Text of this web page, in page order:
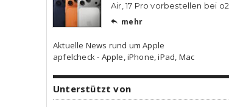
Air, 17 Pro vorbestellen bei o2
 mehr
Aktuelle News rund um Apple
apfelcheck - Apple, iPhone, iPad, Mac
Unterstützt von